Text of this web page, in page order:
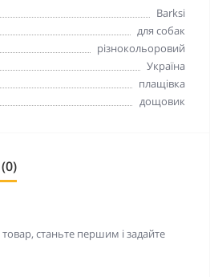
Barksi
для собак
різнокольоровий
Україна
плащівка
дощовик
станьте першим і задайте